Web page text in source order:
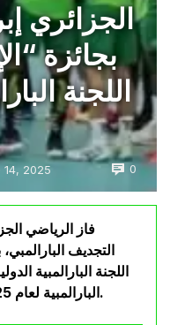
الجزائري
بجائزة
اللجنة
14, 2025 0
فاز الرياضي
التجديف
اللجنة البارالمبية
البارالمبية لعام 2025 اليوم الجمعة 14 نوفمبر 2025.